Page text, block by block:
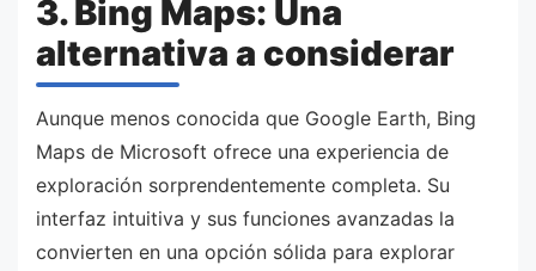
3. Bing Maps: Una
alternativa a considerar
Aunque menos conocida que Google Earth, Bing
Maps de Microsoft ofrece una experiencia de
exploración sorprendentemente completa. Su
interfaz intuitiva y sus funciones avanzadas la
convierten en una opción sólida para explorar